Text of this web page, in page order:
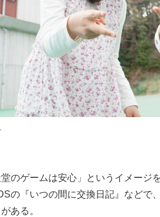
のゲームは安心」というイメージ
の『いつの間に交換日記』などで
ある。